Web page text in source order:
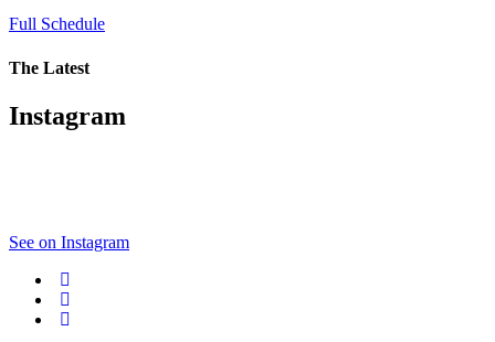
Full Schedule
The Latest
Instagram
See on Instagram